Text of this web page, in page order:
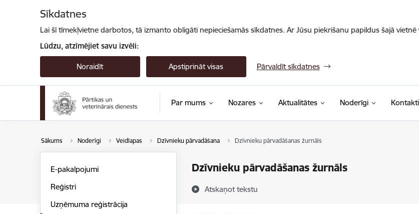
Sīkdatnes
Lai šī tīmekļvietne darbotos, tā izmanto obligāti nepieciešamās sīkdatnes. Ar Jūsu piekrišanu papildus šajā
Lūdzu, atzīmējiet savu izvēli:
Noraidīt Apstiprināt visas Pārvaldīt sīkdatnes
Par mums Nozares Aktualitātes Noderīgi Kontakti
Sākums Noderīgi Veidlapas Dzīvnieku pārvadāšana Dzīvnieku pārvadāšanas žurnāls
Dzīvnieku pārvadāšanas žurnāls
Atskaņot tekstu
E-pakalpojumi
Reģistri
Uzņēmuma reģistrācija